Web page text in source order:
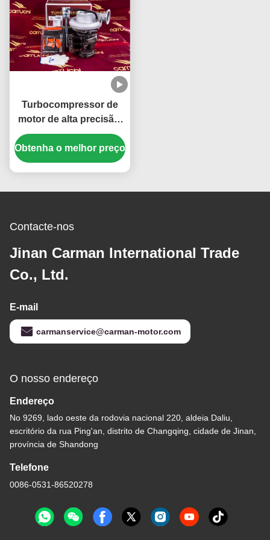
Turbocompressor de
motor de alta precisão,
motor de economia de
energia, Turbo 4036915
4035893 4089854
Obtenha o melhor preço
Contacte-nos
Jinan Carman International Trade
Co., Ltd.
E-mail
carmanservice@carman-motor.com
O nosso endereço
Endereço
No 9269, lado oeste da rodovia nacional 220, aldeia Daliu,
escritório da rua Ping'an, distrito de Changqing, cidade de Jinan,
província de Shandong
Telefone
0086-0531-86520278